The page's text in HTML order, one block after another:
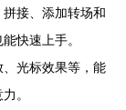
拼接、添加转场和
快速上手。
、光标效果等，能
。